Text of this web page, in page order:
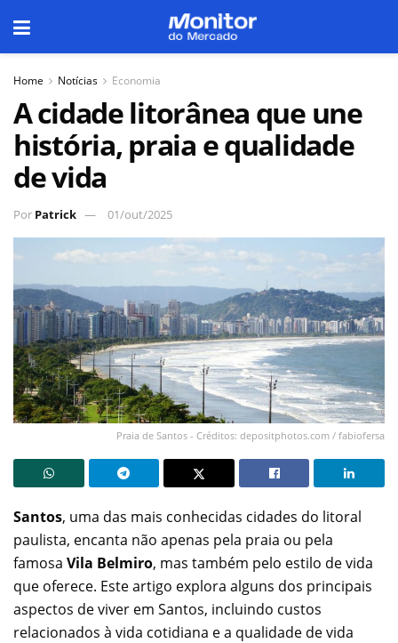
Home Notícias Economia
A cidade litorânea que une
história, praia e qualidade
de vida
Por Patrick 01/out/2025
Praia de Santos - Créditos: depositphotos.com / fabiofersa
Santos, uma das mais conhecidas cidades do litoral
paulista, encanta não apenas pela praia ou pela
famosa Vila Belmiro, mas também pelo estilo de vida
que oferece. Este artigo explora alguns dos principais
aspectos de viver em Santos, incluindo custos
relacionados à vida cotidiana e a qualidade de vida